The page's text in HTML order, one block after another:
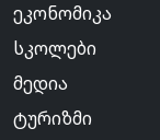
ეკონომიკა
სკოლები
მედია
ტურიზმი